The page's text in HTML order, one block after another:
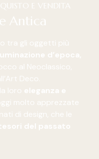
E VENDITA
Antica
tra gli oggetti più
d’epoca,
al Neoclassico,
Deco.
loro eleganza e
molto apprezzate
di design, che le
del passato